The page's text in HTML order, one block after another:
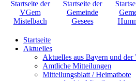
Startseite
Aktuelles
Aktuelles aus Bayern und der
Amtliche Mitteilungen
Mitteilungsblatt / Heimatbote